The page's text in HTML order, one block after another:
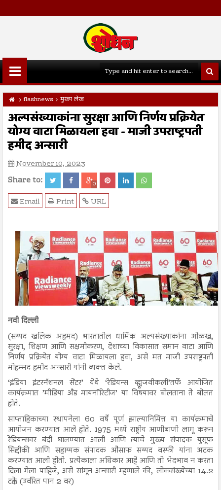
flashnews मुख्य लेख
अल्पसंख्याकांना सुरक्षा आणि निर्णय प्रक्रियेत
योग्य वाटा मिळायला हवा - माजी उपराष्ट्रपती
हमीद अन्सारी
November 10, 2023
Share to: 0
URL
Print
Email
नवी दिल्ली
(सय्यद खलिक अहमद) भारतातील धार्मिक अल्पसंख्याकांना ओळख,
सुरक्षा, शिक्षण आणि सक्षमीकरण, देशाच्या विकासात समान वाटा आणि
निर्णय प्रक्रियेत योग्य वाटा मिळायला हवा, असे मत माजी उपराष्ट्रपती
मोहम्मद हमीद अन्सारी यांनी व्यक्त केले.
‘इंडिया इंटरनॅशनल सेंटर’ येथे ‘रेडियन्स व्ह्यूजवीकली’तर्फे आयोजित
कार्यक्रमात ’मीडिया अँड मायनॉरिटीज’ या विषयावर बोलताना ते बोलत
होते.
साप्ताहिकाच्या स्थापनेला 60 वर्षे पूर्ण झाल्यानिमित्त या कार्यक्रमाचे
आयोजन करण्यात आले होते. 1975 मध्ये राष्ट्रीय आणीबाणी लागू करून
रेडियन्सवर बंदी घालण्यात आली आणि त्याचे मुख्य संपादक युसूफ
सिद्दीकी आणि सहाय्यक संपादक औसाफ सय्यद वस्फी यांना अटक
करण्यात आली होती. प्रत्येकाला अधिकार आहे आणि तो भेदभाव न करता
दिला गेला पाहिजे, असे सांगून अन्सारी म्हणाले की, लोकसंख्येच्या 14.2
टक्के (उर्वरित पान 2 वर)